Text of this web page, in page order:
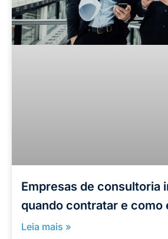
Empresas de consultoria
quando contratar e como
Leia mais »